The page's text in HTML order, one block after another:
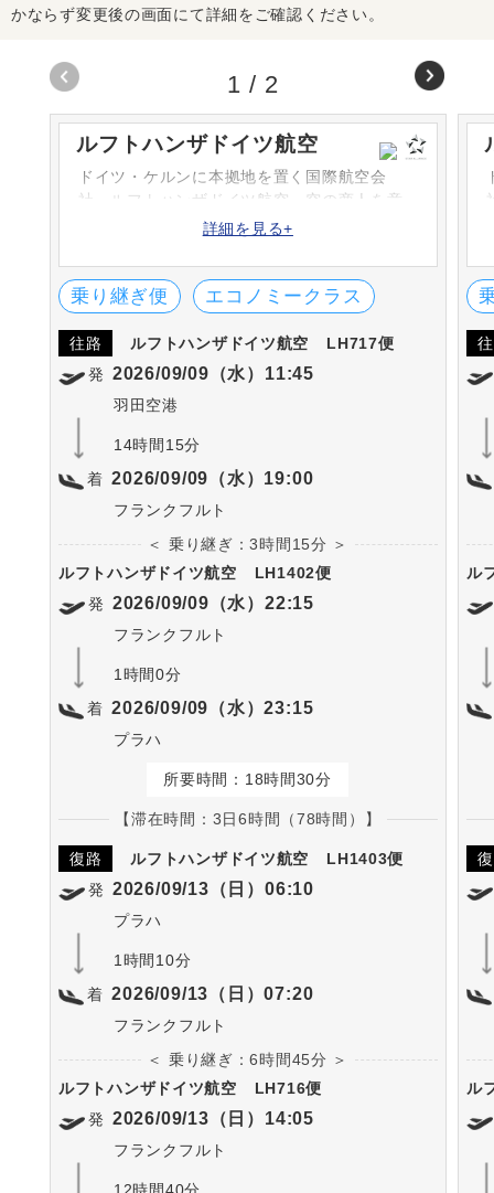
かならず変更後の画面にて詳細をご確認ください。
ルフトハンザドイツ航空
ドイツ・ケルンに本拠地を置く国際航空会
社・ルフトハンザドイツ航空。空の商人を意
味する「ルフトハンザ」。その名の通り多く
界で最も高い人気の航空会社です。
詳細を見る+
乗り継ぎ便 エコノミークラス
往路 ルフトハンザドイツ航空
LH717便
発 2026/09/09（水）11:45
羽田空港
14時間15分
着 2026/09/09（水）19:00
フランクフルト
＜ 乗り継ぎ：3時間15分 ＞
ルフトハンザドイツ航空
LH1402便
発 2026/09/09（水）22:15
フランクフルト
1時間0分
着 2026/09/09（水）23:15
プラハ
所要時間：18時間30分
【滞在時間：3日6時間（78時間）】
復路 ルフトハンザドイツ航空
LH1403便
発 2026/09/13（日）06:10
プラハ
1時間10分
着 2026/09/13（日）07:20
フランクフルト
＜ 乗り継ぎ：6時間45分 ＞
ルフトハンザドイツ航空
LH716便
発 2026/09/13（日）14:05
フランクフルト
12時間40分
ル
ル
1 / 2